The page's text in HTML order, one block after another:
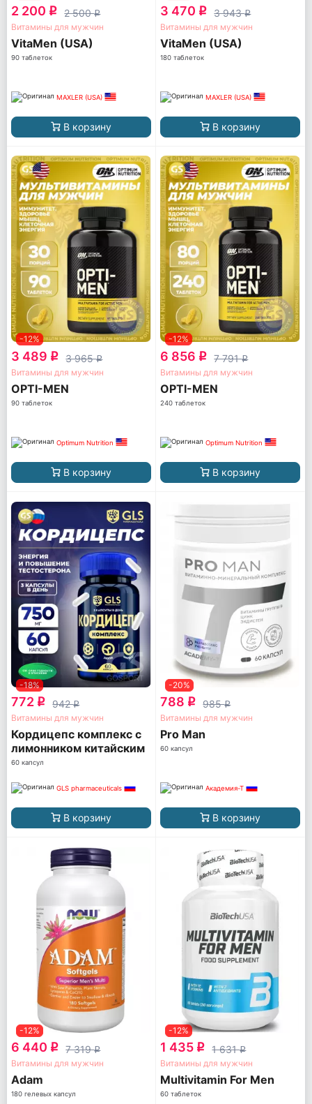
2 200 q 2 500q
Витамины для мужчин
VitaMen (USA)
90 таблеток
MAXLER (USA)
В корзину
3 470 q 3 943q
Витамины для мужчин
VitaMen (USA)
180 таблеток
MAXLER (USA)
В корзину
-12%
3 489 q 3 965q
Витамины для мужчин
OPTI-MEN
90 таблеток
Optimum Nutrition
В корзину
-12%
6 856 q 7 791q
Витамины для мужчин
OPTI-MEN
240 таблеток
Optimum Nutrition
В корзину
-18%
772 q 942q
Витамины для мужчин
Кордицепс комплекс с
лимонником китайским
60 капсул
GLS pharmaceuticals
В корзину
-20%
788 q 985q
Витамины для мужчин
Pro Man
60 капсул
Академия-Т
В корзину
-12%
6 440 q 7 319q
Витамины для мужчин
Adam
180 гелевых капсул
-12%
1 435 q 1 631q
Витамины для мужчин
Multivitamin For Men
60 таблеток